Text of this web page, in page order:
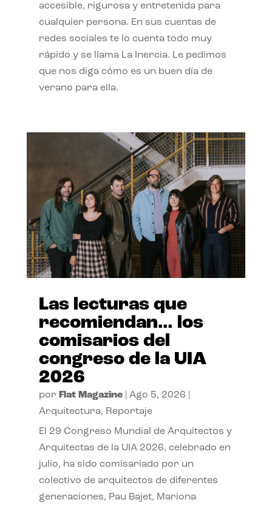
accesible, rigurosa y entretenida para
cualquier persona. En sus cuentas de
redes sociales te lo cuenta todo muy
rápido y se llama La Inercia. Le pedimos
que nos diga cómo es un buen día de
verano para ella.
Las lecturas que
recomiendan… los
comisarios del
congreso de la UIA
2026
por Flat Magazine| Ago 5, 2026
Arquitectura, Reportaje
El 29 Congreso Mundial de Arquitectos y
Arquitectas de la UIA 2026, celebrado en
julio, ha sido comisariado por un
colectivo de arquitectos de diferentes
generaciones, Pau Bajet, Mariona